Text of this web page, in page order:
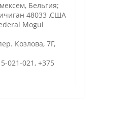
Бельгия;
48033 ,США
Mogul
Козлова, 7Г,
021-021, +375